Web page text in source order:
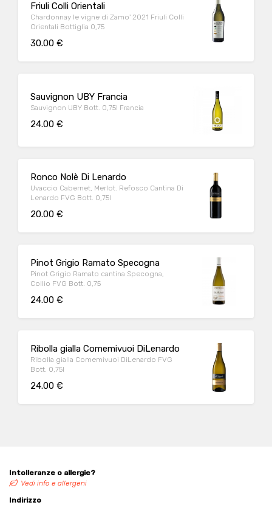
Friuli Colli Orientali
Chardonnay le vigne di Zamo' 2021 Friuli Colli
Orientali Bottiglia 0,75
30.00 €
Sauvignon UBY Francia
Sauvignon UBY Bott. 0,75l Francia
24.00 €
Ronco Nolè Di Lenardo
Uvaccio Cabernet, Merlot. Refosco Cantina Di
Lenardo FVG Bott. 0,75l
20.00 €
Pinot Grigio Ramato Specogna
Pinot Grigio Ramato cantina Specogna,
Collio FVG Bott. 0,75
24.00 €
Ribolla gialla Comemivuoi DiLenardo
Ribolla gialla Comemivuoi DiLenardo FVG
Bott. 0,75l
24.00 €
Intolleranze o allergie?
Vedi info e allergeni
Indirizzo